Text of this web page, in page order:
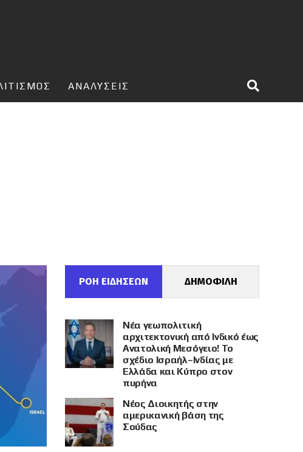
ΑΝΑΛΥΣΕΙΣ
ΡΟΗ ΕΙΔΗΣΕΩΝ ΔΗΜΟΦΙΛΗ
Νέα γεωπολιτική
αρχιτεκτονική από Ινδικό έως
Ανατολική Μεσόγειο! Το
σχέδιο Ισραήλ–Ινδίας με
Ελλάδα και Κύπρο στον
πυρήνα
Νέος Διοικητής στην
αμερικανική βάση της
Σούδας